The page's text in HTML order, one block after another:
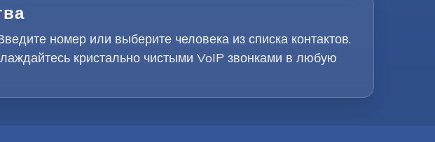
номер или выберите человека из списка контактов.
кристально чистыми VoIP звонками в любую